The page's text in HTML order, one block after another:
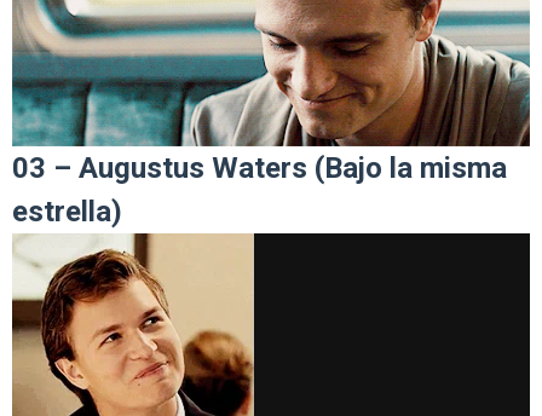
03 – Augustus Waters (Bajo la misma
estrella)